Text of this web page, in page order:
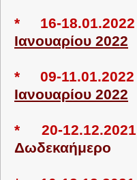
* 16-18.01.2022
Ιανουαρίου 2022
* 09-11.01.2022
Ιανουαρίου 2022
* 20-12.12.2021
Δωδεκαήμερο